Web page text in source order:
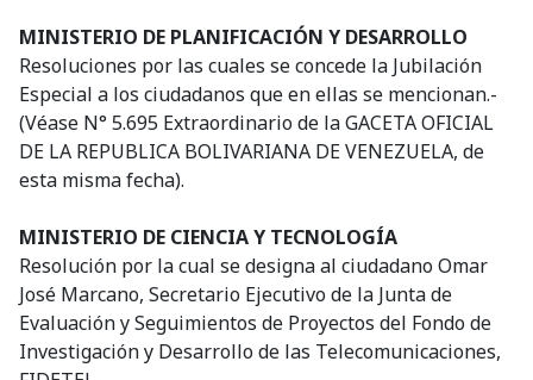
MINISTERIO DE PLANIFICACIÓN Y DESARROLLO
Resoluciones por las cuales se concede la Jubilación
Especial a los ciudadanos que en ellas se mencionan.-
(Véase N° 5.695 Extraordinario de la GACETA OFICIAL
DE LA REPUBLICA BOLIVARIANA DE VENEZUELA, de
esta misma fecha).
MINISTERIO DE CIENCIA Y TECNOLOGÍA
Resolución por la cual se designa al ciudadano Omar
José Marcano, Secretario Ejecutivo de la Junta de
Evaluación y Seguimientos de Proyectos del Fondo de
Investigación y Desarrollo de las Telecomunicaciones,